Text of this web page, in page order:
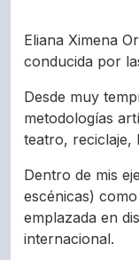
Eliana Ximena
conducida por
Desde muy
metodologías
teatro, reciclaje,
Dentro de mis
escénicas)
emplazada en
internacional.